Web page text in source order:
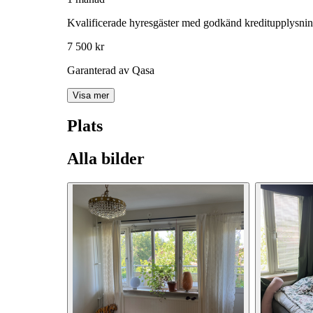
Kvalificerade hyresgäster med godkänd
7 500 kr
Garanterad av Qasa
Visa mer
Plats
Alla bilder